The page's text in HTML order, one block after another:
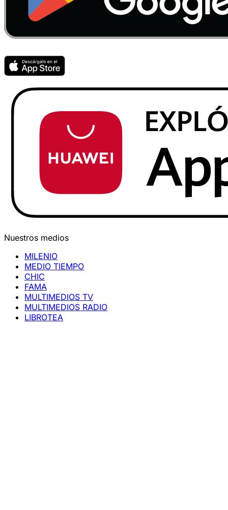
Nuestros medios
MILENIO
MEDIO TIEMPO
CHIC
FAMA
MULTIMEDIOS TV
MULTIMEDIOS RADIO
LIBROTEA